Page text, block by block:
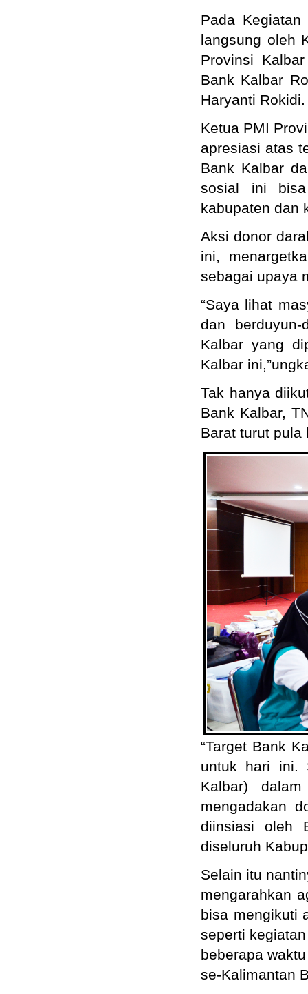
Pada
langsung oleh
Provinsi
Bank Kalbar
Haryanti Rokidi.
Ketua PMI
apresiasi atas
Bank Kalbar
sosial ini bisa
kabupaten dan
Aksi donor
ini,
sebagai upaya
“Saya lihat
dan
Kalbar yang
Kalbar
Tak hanya
Bank Kalbar,
Barat turut pula
“Target Bank
untuk hari ini.
Kalbar)
mengadakan
diinsiasi oleh
diseluruh
Selain itu
mengarahkan
bisa mengikuti
seperti
beberapa
se-Kalimantan